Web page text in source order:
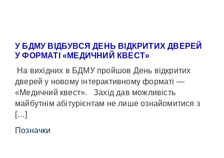
У БДМУ ВІДБУВСЯ ДЕНЬ ВІДКРИТИХ ДВЕРЕЙ
У ФОРМАТІ «МЕДИЧНИЙ КВЕСТ»
На вихідних в БДМУ пройшов День відкритих
дверей у новому інтерактивному форматі —
«Медичний квест». Захід дав можливість
майбутнім абітурієнтам не лише ознайомитися з
[…]
Позначки